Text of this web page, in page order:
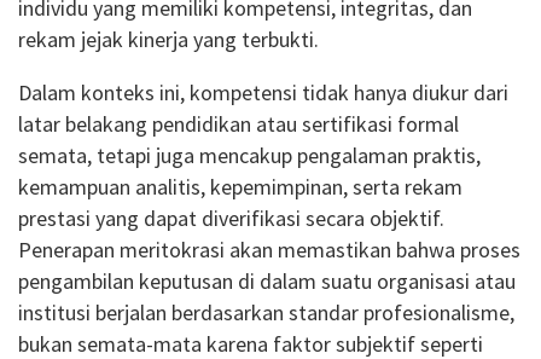
individu yang memiliki kompetensi, integritas, dan
rekam jejak kinerja yang terbukti.
Dalam konteks ini, kompetensi tidak hanya diukur dari
latar belakang pendidikan atau sertifikasi formal
semata, tetapi juga mencakup pengalaman praktis,
kemampuan analitis, kepemimpinan, serta rekam
prestasi yang dapat diverifikasi secara objektif.
Penerapan meritokrasi akan memastikan bahwa proses
pengambilan keputusan di dalam suatu organisasi atau
institusi berjalan berdasarkan standar profesionalisme,
bukan semata-mata karena faktor subjektif seperti